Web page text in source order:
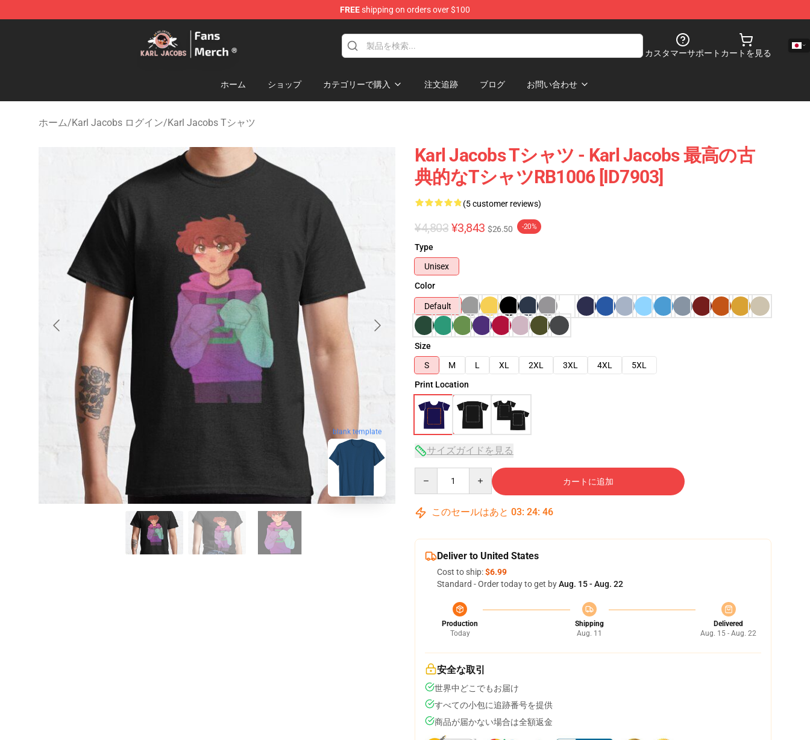
FREEshipping on orders over $100
Karl Jacobs Store - Official Karl Jacobs Merchandise Shop
カスタマーサポート カートを見る
ホーム ショップ カテゴリーで購入 注文追跡 ブログ お問い合わせ
ホーム/Karl Jacobs ログイン/Karl Jacobs Tシャツ
blank template
Karl Jacobs Tシャツ - Karl Jacobs 最高の古
典的なTシャツRB1006 [ID7903]
(5 customer reviews)
¥4,803 ¥3,843 $26.50 -20%
Type
Unisex
Color
Default
Size
S
M L XL 2XL 3XL 4XL
5XL
Print Location
サイズガイドを見る
カートに追加
このセールはあと 03: 24: 45
Deliver to United States
Cost to ship:$6.99
Standard - Order today to get byAug. 15 - Aug. 22
Production
Today
Shipping
Aug. 11
Delivered
Aug. 15 - Aug. 22
安全な取引
世界中どこでもお届け
すべての小包に追跡番号を提供
商品が届かない場合は全額返金